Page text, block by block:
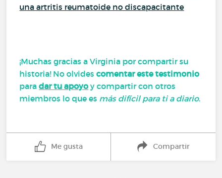
una artritis reumatoide no discapacitante
¡Muchas gracias a Virginia por compartir su
historia! No olvides comentar este testimonio
paradar tu apoyo y compartir con otros
miembros lo que es más difícil para ti a diario.
Me gusta Compartir